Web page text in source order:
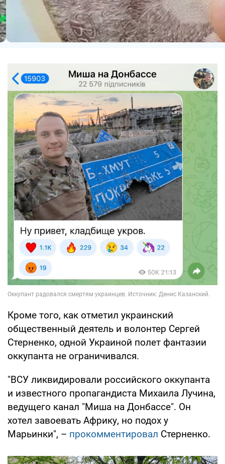
Кроме того, как отметил украинский
общественный деятель и волонтер Сергей
Стерненко, одной Украиной полет фантазии
оккупанта не ограничивался.
"ВСУ ликвидировали российского оккупанта
и известного пропагандиста Михаила Лучина,
ведущего канал "Миша на Донбассе". Он
хотел завоевать Африку, но подох у
Марьинки", – прокомментировал Стерненко.